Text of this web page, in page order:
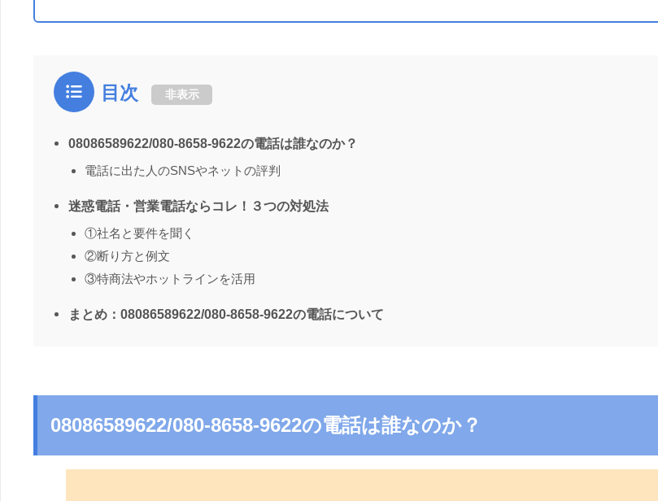
目次 非表示
08086589622/080-8658-9622の電話は誰なのか？
電話に出た人のSNSやネットの評判
迷惑電話・営業電話ならコレ！３つの対処法
①社名と要件を聞く
②断り方と例文
③特商法やホットラインを活用
まとめ：08086589622/080-8658-9622の電話について
08086589622/080-8658-9622の電話は誰なのか？